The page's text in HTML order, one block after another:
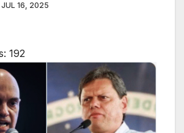
JUL 16, 2025
192